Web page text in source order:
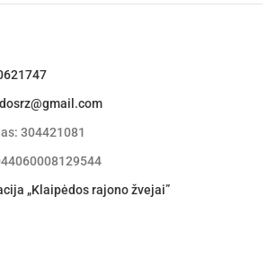
304421081
„Klaipėdos rajono žvejai”